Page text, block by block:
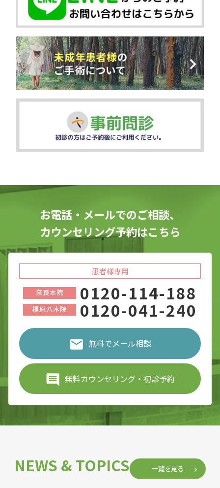
お電話・メールでのご相談、
カウンセリング予約はこちら
患者様専用
奈良本院 0120-114-188
橿原八木院 0120-041-240
無料でメール相談
無料カウンセリング・初診予約
NEWS & TOPICS 一覧を見る